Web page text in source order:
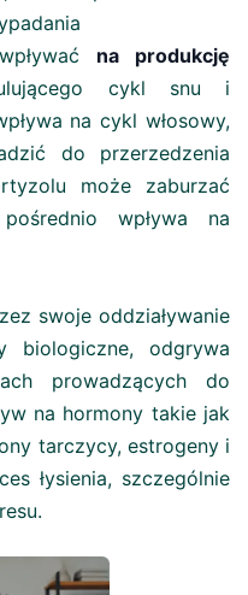
na produkcję
cykl snu i
na cykl włosowy,
do przerzedzenia
może zaburzać
wpływa na
swoje oddziaływanie
biologiczne, odgrywa
prowadzących do
na hormony takie jak
tarczycy, estrogeny i
łysienia, szczególnie